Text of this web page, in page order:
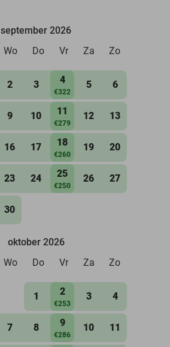
september 2026
Wo Do Vr Za Zo
2 3 4
€322
5 6
9 10 11
€279
12 13
16 17 18
€260
19 20
23 24 25
€250
26 27
30
oktober 2026
Wo Do Vr Za Zo
1 2
€253
3 4
7 8 9
€286
10 11